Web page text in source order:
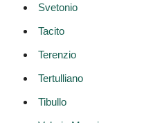
Svetonio
Tacito
Terenzio
Tertulliano
Tibullo